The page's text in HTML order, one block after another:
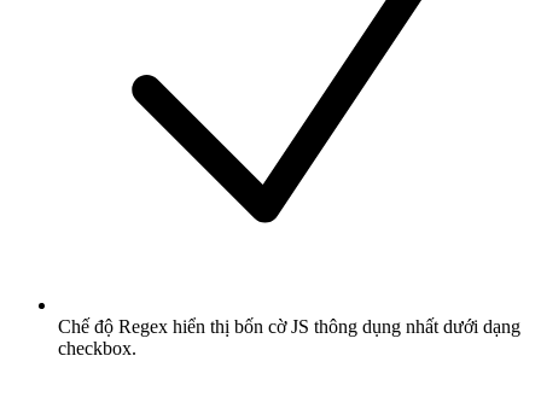
Chế độ Regex hiển thị bốn cờ JS thông dụng nhất dưới dạng
checkbox.